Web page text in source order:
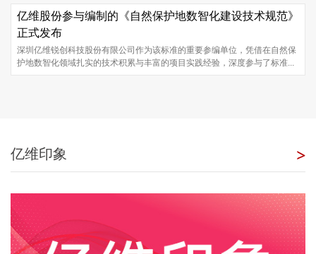
亿维股份参与编制的《自然保护地数智化建设技术规范》
正式发布
深圳亿维锐创科技股份有限公司作为该标准的重要参编单位，凭借在自然保
护地数智化领域扎实的技术积累与丰富的项目实践经验，深度参与了标准...
亿维印象